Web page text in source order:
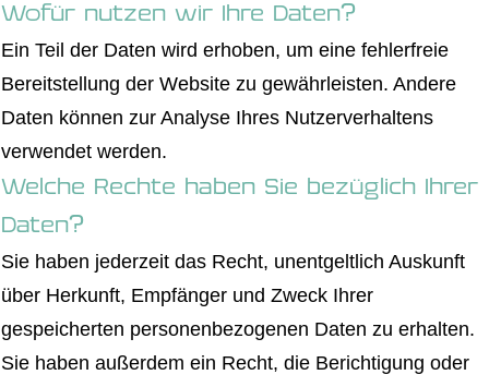
Wofür nutzen wir Ihre Daten?
Ein Teil der Daten wird erhoben, um eine fehlerfreie
Bereitstellung der Website zu gewährleisten. Andere
Daten können zur Analyse Ihres Nutzerverhaltens
verwendet werden.
Welche Rechte haben Sie bezüglich Ihrer
Daten?
Sie haben jederzeit das Recht, unentgeltlich Auskunft
über Herkunft, Empfänger und Zweck Ihrer
gespeicherten personenbezogenen Daten zu erhalten.
Sie haben außerdem ein Recht, die Berichtigung oder